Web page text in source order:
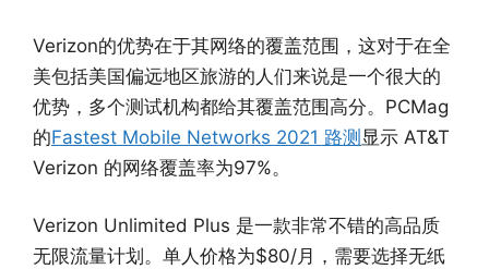
Verizon的优势在于其网络的覆盖范围，这对于在全
美包括美国偏远地区旅游的人们来说是一个很大的
优势，多个测试机构都给其覆盖范围高分。PCMag
的Fastest Mobile Networks 2021 路测显示 AT&T
Verizon 的网络覆盖率为97%。
Verizon Unlimited Plus 是一款非常不错的高品质
无限流量计划。单人价格为$80/月，需要选择无纸